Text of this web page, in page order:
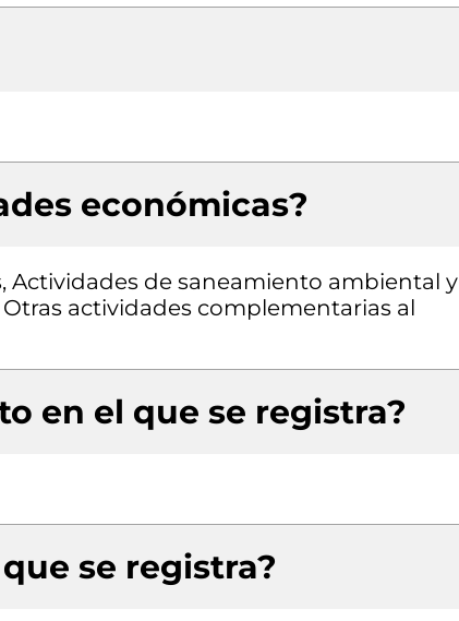
económicas?
Actividades de saneamiento ambiental y
actividades complementarias al
en el que se registra?
se registra?